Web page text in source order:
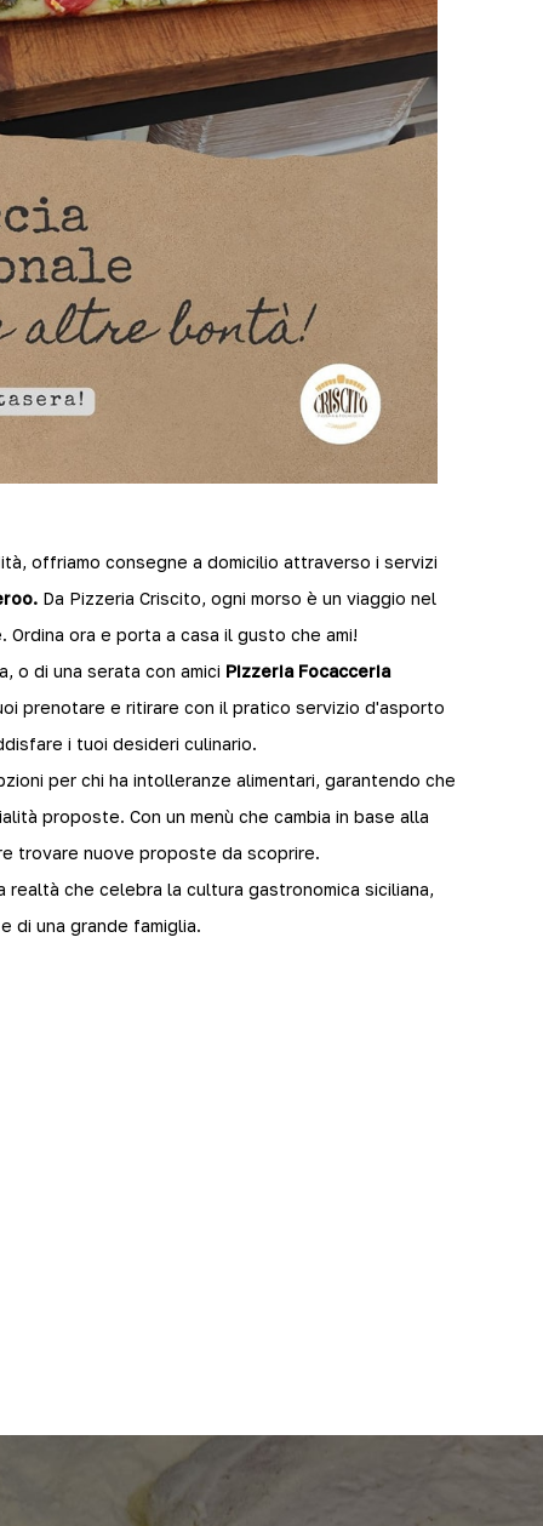
offriamo consegne a domicilio attraverso i servizi
Da Pizzeria Criscito, ogni morso è un viaggio nel
ora e porta a casa il gusto che ami!
o di una serata con amici Pizzeria Focacceria
prenotare e ritirare con il pratico servizio d'asporto
i tuoi desideri culinario.
per chi ha intolleranze alimentari, garantendo che
proposte. Con un menù che cambia in base alla
trovare nuove proposte da scoprire.
realtà che celebra la cultura gastronomica siciliana,
di una grande famiglia.